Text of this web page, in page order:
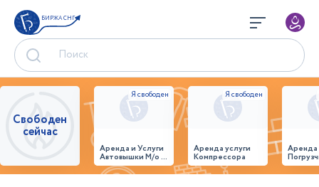
БИРЖА СНГ
Свободен
сейчас
Аренда и Услуги
Автовышки М/о г.
Домодедово
26,28,32 место
Аренда услуги
Компрессора